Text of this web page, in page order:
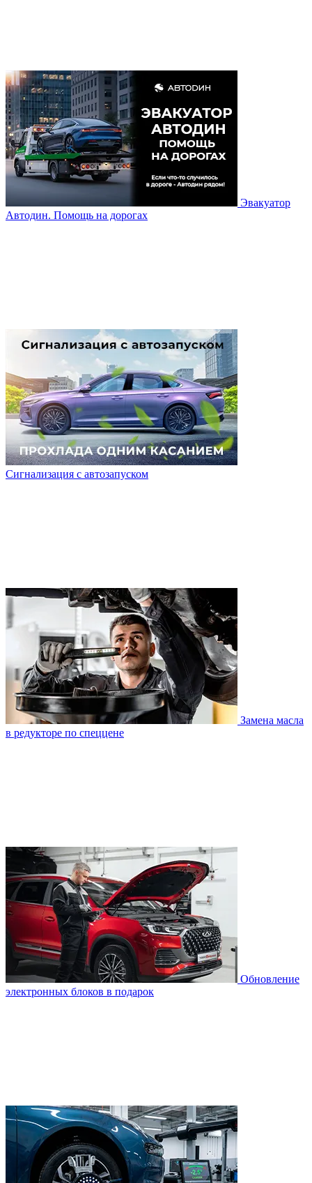
Эвакуатор
Автодин. Помощь на дорогах
Сигнализация с автозапуском
Замена масла
в редукторе по спеццене
Обновление
электронных блоков в подарок